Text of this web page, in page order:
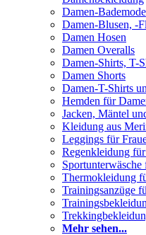
Damen-Bademode
Damen-Blusen, -
Damen Hosen
Damen Overalls
Damen-Shirts, T-
Damen Shorts
Damen-T-Shirts
Hemden für
Jacken, Mäntel
Kleidung aus
Leggings für
Regenkleidung
Sportunterwäsche
Thermokleidung
Trainingsanzüge
Mehr sehen...